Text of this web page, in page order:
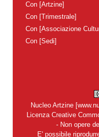
Con [Artzine]
Con [Trimestrale]
Con [Associazione
Con [Sedi]
Nucleo Artzine [
Licenza Creative
- Non opere
E' possibile